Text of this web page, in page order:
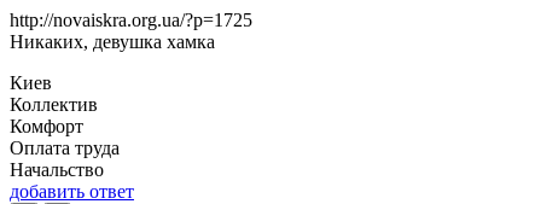
http://novaiskra.org.ua/?p=1725
Никаких, девушка хамка
Киев
Коллектив
Комфорт
Оплата труда
Начальство
добавить ответ